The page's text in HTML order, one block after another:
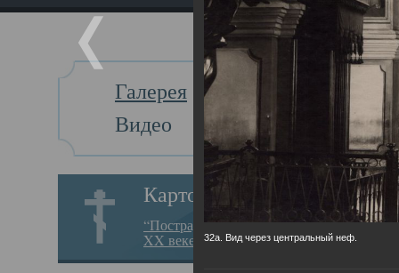
Галерея
Видео
Картотека
“Пострадавшие за веру в
XX веке на Севере”
Главная
32а. Вид через центральный неф.